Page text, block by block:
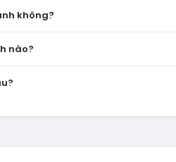
không?
nào?